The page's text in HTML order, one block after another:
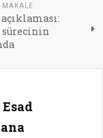
MAKALE
sürecinin